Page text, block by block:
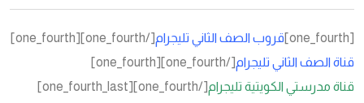
[one_fourth] قروب الصف الثاني تليجرام[/one_fourth][one_fourth]
قناة الصف الثاني تليجرام[/one_fourth][one_fourth]
قناة مدرستي الكويتية تليجرام[/one_fourth][one_fourth_last]